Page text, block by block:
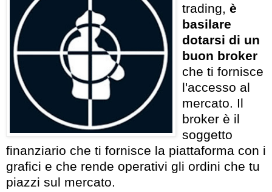
trading, è
basilare
dotarsi di un
buon broker
che ti fornisce
l'accesso al
mercato. Il
broker è il
soggetto
finanziario che ti fornisce la piattaforma con i
grafici e che rende operativi gli ordini che tu
piazzi sul mercato.